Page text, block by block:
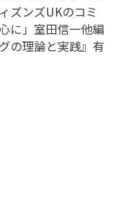
ズンズUKのコミ
に」室田信一他編
の理論と実践』有